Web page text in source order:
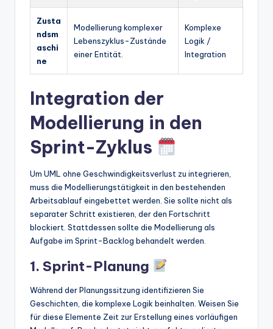
Zusta
ndsm
aschi
ne
Modellierung komplexer
Lebenszyklus-Zustände
einer Entität.
Komplexe
Logik /
Integration
Integration der
Modellierung in den
Sprint-Zyklus
Um UML ohne Geschwindigkeitsverlust zu integrieren,
muss die Modellierungstätigkeit in den bestehenden
Arbeitsablauf eingebettet werden. Sie sollte nicht als
separater Schritt existieren, der den Fortschritt
blockiert. Stattdessen sollte die Modellierung als
Aufgabe im Sprint-Backlog behandelt werden.
1. Sprint-Planung
Während der Planungssitzung identifizieren Sie
Geschichten, die komplexe Logik beinhalten. Weisen Sie
für diese Elemente Zeit zur Erstellung eines vorläufigen